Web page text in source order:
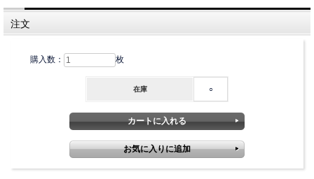
注文
購入数： 枚
在庫 ○